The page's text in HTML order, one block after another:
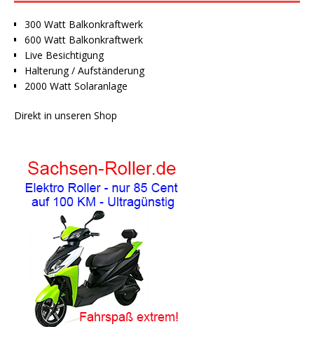
300 Watt Balkonkraftwerk
600 Watt Balkonkraftwerk
Live Besichtigung
Halterung / Aufständerung
2000 Watt Solaranlage
Direkt in unseren Shop